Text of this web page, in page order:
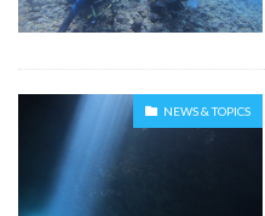
NEWS & TOPICS